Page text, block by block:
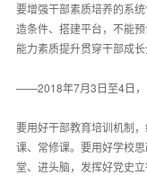
要增强干部素质培养的系
造条件、搭建平台，不能
能力素质提升贯穿干部成长
——2018年7月3日至4日，
要用好干部教育培训机制
课、常修课。要用好学校
堂、进头脑，发挥好党史立